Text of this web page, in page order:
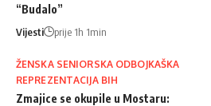
“Budalo”
Vijesti prije 1h 1min
ŽENSKA SENIORSKA ODBOJKAŠKA
REPREZENTACIJA BIH
Zmajice se okupile u Mostaru: